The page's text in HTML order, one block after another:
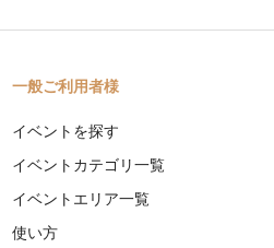
一般ご利用者様
イベントを探す
イベントカテゴリ一覧
イベントエリア一覧
使い方